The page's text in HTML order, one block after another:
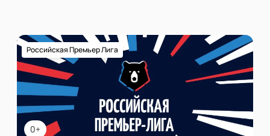
0+
Российская Премьер Лига